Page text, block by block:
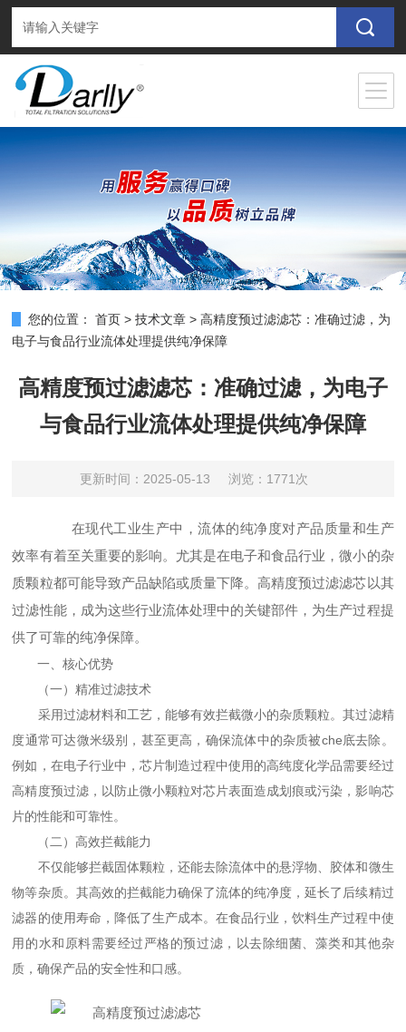
您的位置： 首页 >技术文章 >高精度预过滤滤芯：准确过滤，为
电子与食品行业流体处理提供纯净保障
高精度预过滤滤芯：准确过滤，为电子
与食品行业流体处理提供纯净保障
更新时间：2025-05-13 浏览：1771次
在现代工业生产中，流体的纯净度对产品质量和生产
效率有着至关重要的影响。尤其是在电子和食品行业，微小的杂
质颗粒都可能导致产品缺陷或质量下降。高精度预过滤滤芯以其
过滤性能，成为这些行业流体处理中的关键部件，为生产过程提
供了可靠的纯净保障。
一、核心优势
（一）精准过滤技术
采用过滤材料和工艺，能够有效拦截微小的杂质颗粒。其过滤精
度通常可达微米级别，甚至更高，确保流体中的杂质被che底去除。
例如，在电子行业中，芯片制造过程中使用的高纯度化学品需要经过
高精度预过滤，以防止微小颗粒对芯片表面造成划痕或污染，影响芯
片的性能和可靠性。
（二）高效拦截能力
不仅能够拦截固体颗粒，还能去除流体中的悬浮物、胶体和微生
物等杂质。其高效的拦截能力确保了流体的纯净度，延长了后续精过
滤器的使用寿命，降低了生产成本。在食品行业，饮料生产过程中使
用的水和原料需要经过严格的预过滤，以去除细菌、藻类和其他杂
质，确保产品的安全性和口感。